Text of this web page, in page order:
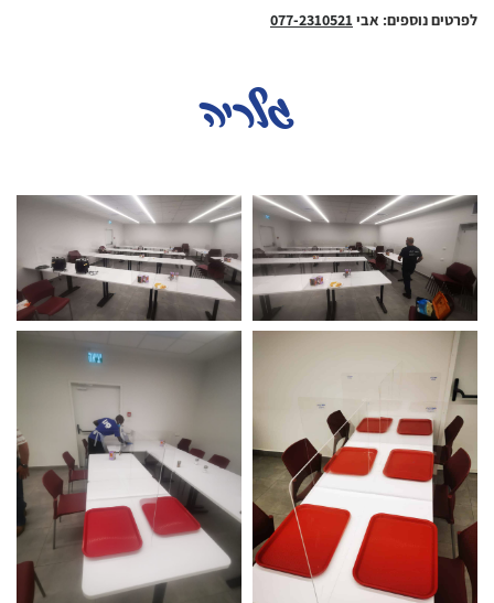
לפרטים נוספים: אבי077-2310521
גלריה